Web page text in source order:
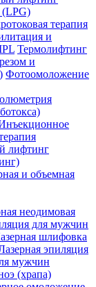
терапия
и
Термолифтинг
и
Фотоомоложение
лифтинг
и объемная
неодимовая
для мужчин
шлифовка
эпиляция
мужчин
(храпа)